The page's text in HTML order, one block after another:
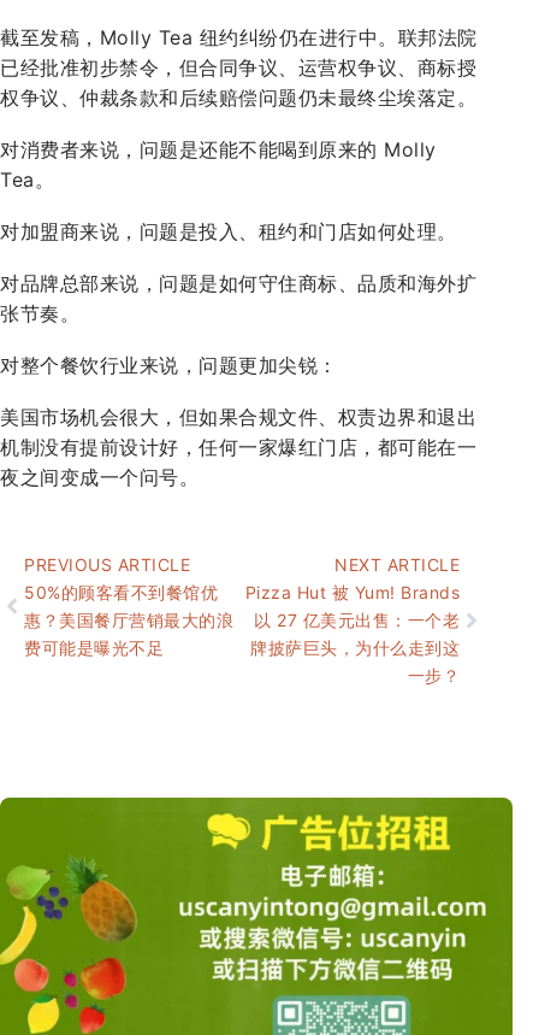
截至发稿，Molly Tea 纽约纠纷仍在进行中。联邦法院
已经批准初步禁令，但合同争议、运营权争议、商标授
权争议、仲裁条款和后续赔偿问题仍未最终尘埃落定。
对消费者来说，问题是还能不能喝到原来的 Molly
Tea。
对加盟商来说，问题是投入、租约和门店如何处理。
对品牌总部来说，问题是如何守住商标、品质和海外扩
张节奏。
对整个餐饮行业来说，问题更加尖锐：
美国市场机会很大，但如果合规文件、权责边界和退出
机制没有提前设计好，任何一家爆红门店，都可能在一
夜之间变成一个问号。
PREVIOUS ARTICLE
50%的顾客看不到餐馆优
惠？美国餐厅营销最大的浪
费可能是曝光不足
NEXT ARTICLE
Pizza Hut 被 Yum! Brands
以 27 亿美元出售：一个老
牌披萨巨头，为什么走到这
一步？